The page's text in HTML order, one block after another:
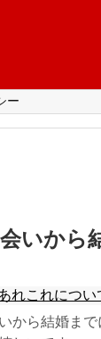
ー
いから
れこれについ
から結婚ま